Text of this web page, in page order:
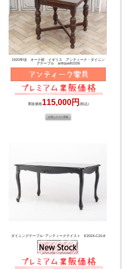
1920年頃 オーク材 イギリス アンティーク・ダイニン
グテーブル antique81026
業販価格115,000円 (税込)
ダイニングテーブル･アンティークテイスト E2024-C15-8